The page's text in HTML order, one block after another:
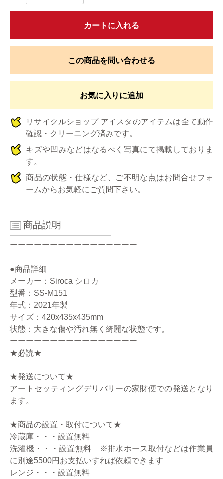
カートに入れる
この商品を問い合わせる
お気に入りに追加
リサイクルショップ アイスタのアイテムは全て動作
確認・クリーニング済みです。
キズや凹みなどはなるべく写真にて掲載しておりま
す。
商品の状態・仕様など、ご不明な点はお問合せフォ
ームからお気軽にご質問下さい。
商品説明
ーーーーーーーーーーーーーーーー
●商品詳細
メーカー：Siroca シロカ
型番：SS-M151
年式：2021年製
サイズ：420x435x435mm
状態：大きな傷や汚れ無く綺麗な状態です。
ーーーーーーーーーーーーーーーー
★必読★
★発送について★
アートセッティングデリバリーの家財便での発送となり
ます。
★商品の設置・取付について★
冷蔵庫・・・設置無料
洗濯機・・・設置無料 ※排水ホース取付などは作業員
に別途5500円お支払いすれば依頼できます
レンジ・・・設置無料